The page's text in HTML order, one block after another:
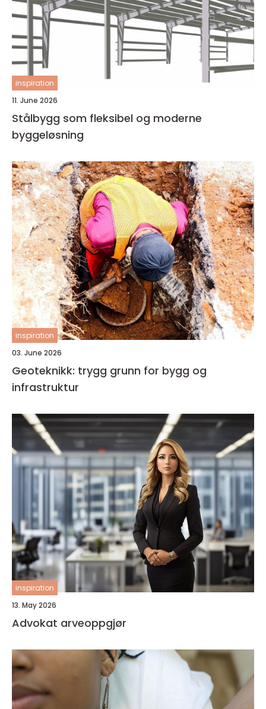
inspiration
11. June 2026
Stålbygg som fleksibel og moderne
byggeløsning
inspiration
03. June 2026
Geoteknikk: trygg grunn for bygg og
infrastruktur
inspiration
13. May 2026
Advokat arveoppgjør